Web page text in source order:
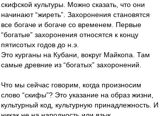
скифской культуры. Можно сказать, что они
начинают “жиреть”. Захоронения становятся
все богаче и богаче со временем. Первые
“богатые” захоронения относятся к концу
пятисотых годов до н.э.
Это курганы на Кубани, вокруг Майкопа. Там
самые древние из “богатых” захоронений.
Что мы сейчас говорим, когда произносим
слово “скифы”? Это указание на образ жизни,
культурный код, культурную принадлежность. И